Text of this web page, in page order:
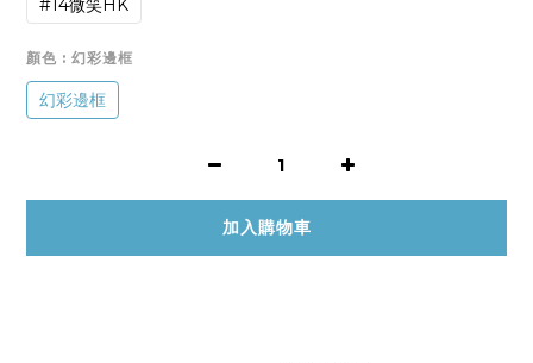
#14微笑HK
顏色 : 幻彩邊框
幻彩邊框
加入購物車